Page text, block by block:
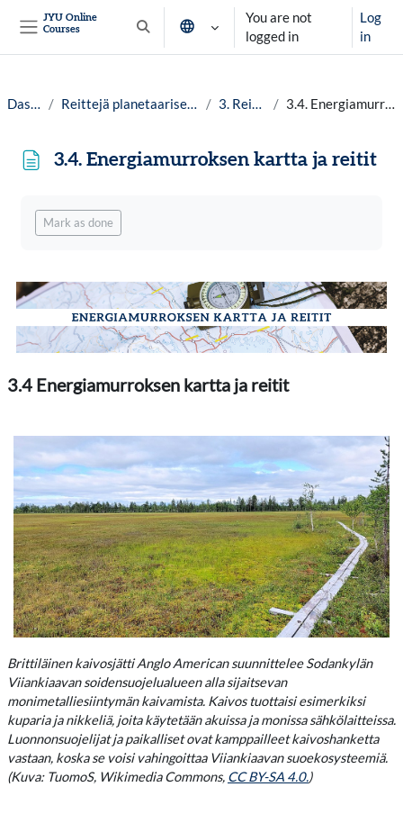
JYU Online
Courses
Toggle search input
You are not
logged in
Log
in
Dashboard Reittejä planetaariseen hyvinvointiin lv. 25-26 3. Reitit ja kartat 3.4. Energiamurroksen kartta ja reitit
3.4. Energiamurroksen kartta ja reitit
Mark as done
3.4 Energiamurroksen kartta ja reitit
Brittiläinen kaivosjätti Anglo American suunnittelee Sodankylän
Viiankiaavan soidensuojelualueen alla sijaitsevan
monimetalliesiintymän kaivamista. Kaivos tuottaisi esimerkiksi
kuparia ja nikkeliä, joita käytetään akuissa ja monissa sähkölaitteissa.
Luonnonsuojelijat ja paikalliset ovat kamppailleet kaivoshanketta
vastaan, koska se voisi vahingoittaa Viiankiaavan suoekosysteemiä.
(Kuva: TuomoS, Wikimedia Commons, CC BY-SA 4.0.)